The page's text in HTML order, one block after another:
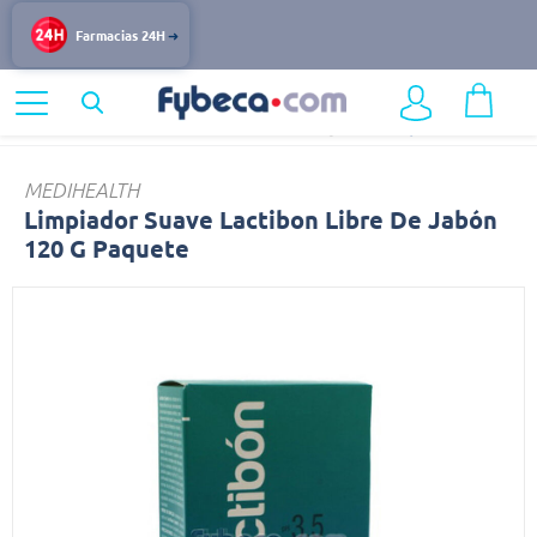
Farmacias 24H
Cuidado Personal Limpiador
MEDIHEALTH
Limpiador Suave Lactibon Libre De Jabón
120 G Paquete